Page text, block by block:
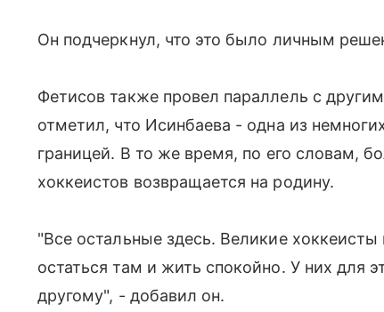
Он подчеркнул, что это было личным
Фетисов также провел параллель с
отметил, что Исинбаева - одна из
границей. В то же время, по его словам,
хоккеистов возвращается на родину.
"Все остальные здесь. Великие
остаться там и жить спокойно. У них для
другому", - добавил он.